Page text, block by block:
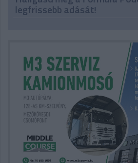
legfrissebb adását!